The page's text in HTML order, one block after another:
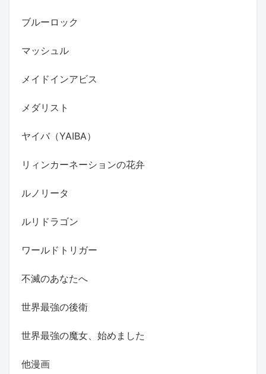
ブルーロック
マッシュル
メイドインアビス
メダリスト
ヤイバ（YAIBA）
リィンカーネーションの花弁
ルノリータ
ルリドラゴン
ワールドトリガー
不滅のあなたへ
世界最強の後衛
世界最強の魔女、始めました
他漫画